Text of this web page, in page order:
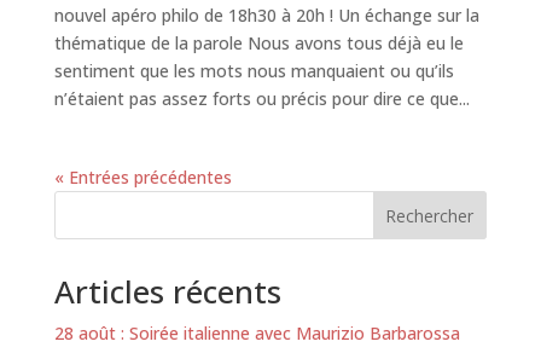
nouvel apéro philo de 18h30 à 20h ! Un échange sur la
thématique de la parole Nous avons tous déjà eu le
sentiment que les mots nous manquaient ou qu’ils
n’étaient pas assez forts ou précis pour dire ce que...
« Entrées précédentes
Rechercher
Articles récents
28 août : Soirée italienne avec Maurizio Barbarossa